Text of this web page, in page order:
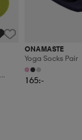
ONAMASTE
Yoga Socks Pair
165:-